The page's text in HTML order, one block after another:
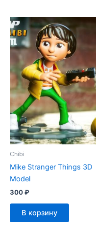
Chibi
Mike Stranger Things 3D
Model
300₽
В корзину